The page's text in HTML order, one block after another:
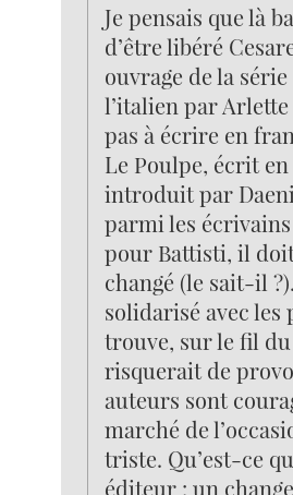
Je pensais que là
d’être libéré
ouvrage de la
l’italien par
pas à écrire en
Le Poulpe, écrit
introduit par
parmi les
pour Battisti, il
changé (le sait-il
solidarisé avec
trouve, sur le fil
risquerait de
auteurs sont
marché de
triste. Qu’est-ce
éditeur : un